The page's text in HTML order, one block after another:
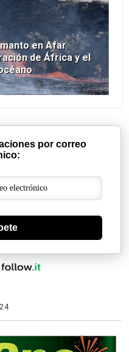
manto en Afar
de África y el
por correo